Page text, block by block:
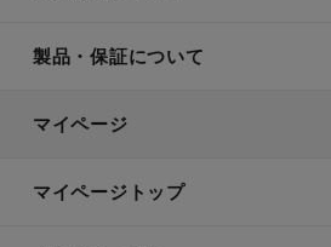
製品・保証について
マイページ
マイページトップ